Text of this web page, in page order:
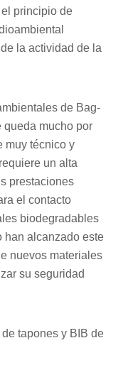
principio de
la actividad de la
de Bag-
mucho por
muy técnico y
un alta
prestaciones
el contacto
biodegradables
han alcanzado este
nuevos materiales
su seguridad